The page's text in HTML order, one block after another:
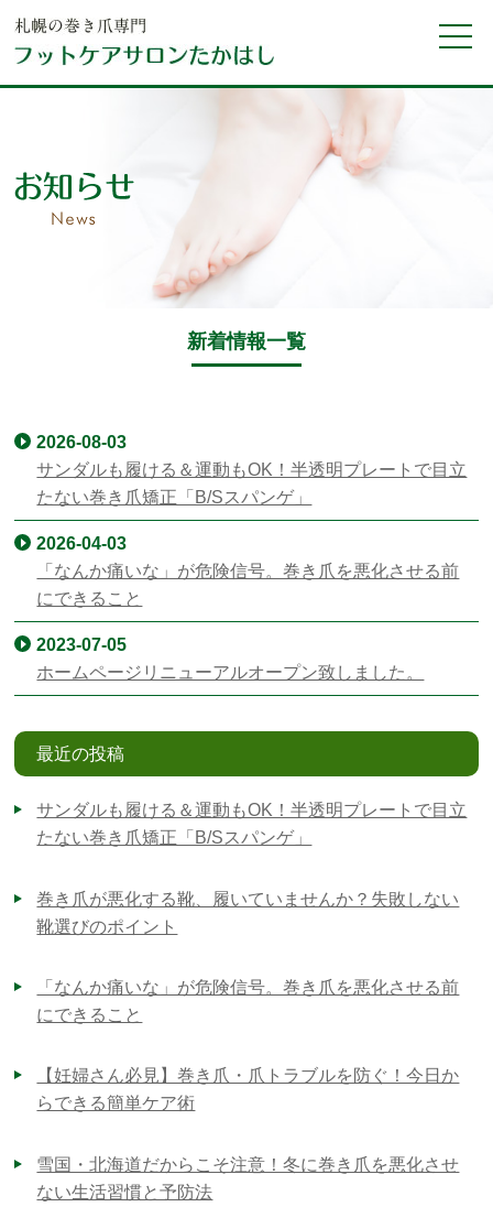
新着情報一覧
2026-08-03
サンダルも履ける＆運動もOK！半透明プレートで目立
たない巻き爪矯正「B/Sスパンゲ」
2026-04-03
「なんか痛いな」が危険信号。巻き爪を悪化させる前
にできること
2023-07-05
ホームページリニューアルオープン致しました。
最近の投稿
サンダルも履ける＆運動もOK！半透明プレートで目立
たない巻き爪矯正「B/Sスパンゲ」
巻き爪が悪化する靴、履いていませんか？失敗しない
靴選びのポイント
「なんか痛いな」が危険信号。巻き爪を悪化させる前
にできること
【妊婦さん必見】巻き爪・爪トラブルを防ぐ！今日か
らできる簡単ケア術
雪国・北海道だからこそ注意！冬に巻き爪を悪化させ
ない生活習慣と予防法